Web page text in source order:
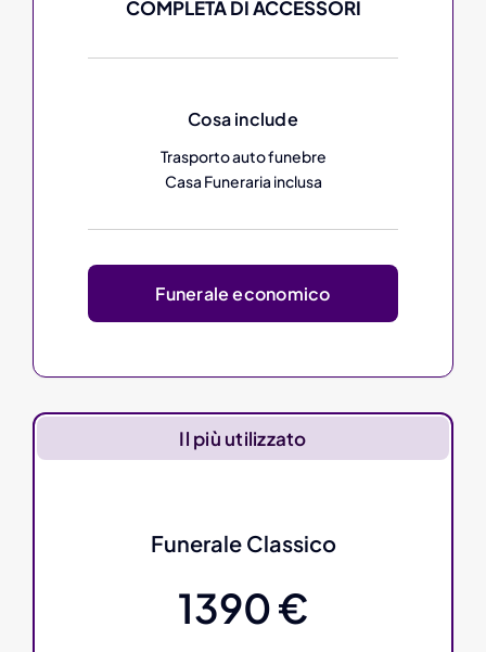
COMPLETA DI ACCESSORI
Cosa include
Trasporto auto funebre
Casa Funeraria inclusa
Funerale economico
Il più utilizzato
Funerale Classico
1390 €